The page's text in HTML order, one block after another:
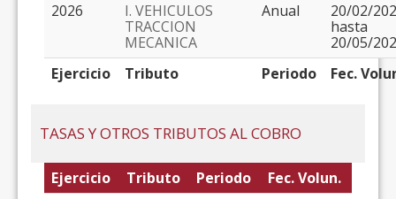
2026
I. VEHICULOS
TRACCION
MECANICA
Anual
20/02/
hasta
20/05/
Ejercicio
Tributo Periodo Fec.
TASAS Y OTROS TRIBUTOS AL COBRO
Ejercicio Tributo Periodo Fec. Volun.